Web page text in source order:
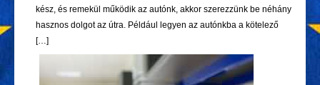
kész, és remekül működik az autónk, akkor szerezzünk be néhány
hasznos dolgot az útra. Például legyen az autónkba a kötelező
[…]